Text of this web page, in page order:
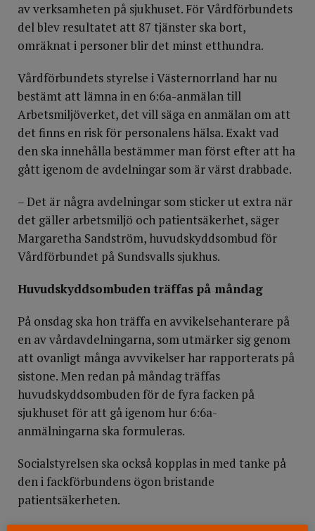
av verksamheten på sjukhuset. För Vårdförbundets
del blev resultatet att 87 tjänster ska bort,
omräknat i personer blir det minst etthundra.
Vårdförbundets styrelse i Västernorrland har nu
bestämt att lämna in en 6:6a-anmälan till
Arbetsmiljöverket, det vill säga en anmälan om att
det finns en risk för personalens hälsa. Exakt vad
den ska innehålla bestämmer man först efter att ha
gått igenom de avdelningar som är värst drabbade.
– Det är några avdelningar som sticker ut extra när
det gäller arbetsmiljö och patientsäkerhet, säger
Margaretha Sandström, huvudskyddsombud för
Vårdförbundet på Sundsvalls sjukhus.
Huvudskyddsombuden träffas på måndag
På onsdag ska hon träffa en avvikelsehanterare på
en av vårdavdelningarna, som utmärker sig genom
att ovanligt många avvvikelser har rapporterats på
sistone. Men redan på måndag träffas
huvudskyddsombuden för de fyra facken på
sjukhuset för att gå igenom hur 6:6a-
anmälningarna ska formuleras.
Socialstyrelsen ska också kopplas in med tanke på
den i fackförbundens ögon bristande
patientsäkerheten.